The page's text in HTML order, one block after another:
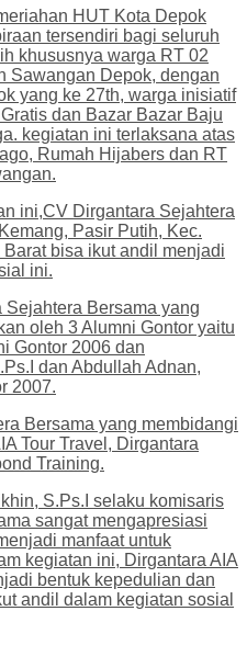
HUT Kota Depok
tersendiri bagi seluruh
khususnya warga RT 02
Sawangan Depok, dengan
yang ke 27th, warga inisiatif
dan Bazar Bazar Baju
kegiatan ini terlaksana atas
Rumah Hijabers dan RT
ini,CV Dirgantara Sejahtera
Pasir Putih, Kec.
bisa ikut andil menjadi
ini.
Bersama yang
oleh 3 Alumni Gontor yaitu
Gontor 2006 dan
dan Abdullah Adnan,
2007.
Bersama yang membidangi
Tour Travel, Dirgantara
Training.
S.Ps.I selaku komisaris
sangat mengapresiasi
manfaat untuk
kegiatan ini, Dirgantara AIA
bentuk kepedulian dan
andil dalam kegiatan sosial